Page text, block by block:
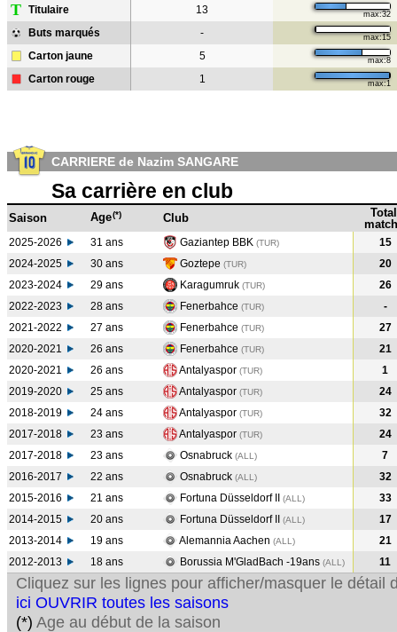
T Titulaire 13 max:32
Buts marqués - max:15
Carton jaune 5 max:8
Carton rouge 1 max:1
CARRIERE de Nazim SANGARE
Sa carrière en club
Saison Age(*) Club
Total
2025-2026 31 ans Gaziantep BBK (TUR)
15
2024-2025
30 ans Goztepe (TUR)
20
2023-2024
29 ans Karagumruk (TUR)
26
2022-2023
28 ans Fenerbahce (TUR)
-
2021-2022
27 ans Fenerbahce (TUR)
27
2020-2021
26 ans Fenerbahce (TUR)
21
2020-2021
26 ans Antalyaspor (TUR)
1
2019-2020
25 ans Antalyaspor (TUR)
24
2018-2019
24 ans Antalyaspor (TUR)
32
2017-2018
23 ans Antalyaspor (TUR)
24
2017-2018
23 ans Osnabruck (ALL )
7
2016-2017
22 ans Osnabruck (ALL )
32
2015-2016
21 ans Fortuna Düsseldorf II (ALL )
33
2014-2015
20 ans Fortuna Düsseldorf II (ALL )
17
2013-2014
19 ans Alemannia Aachen (ALL )
21
2012-2013
18 ans Borussia M'GladBach -19ans (ALL ) 11
Cliquez sur les lignes pour afficher/masquer le détail
ici OUVRIR toutes les saisons
(*) Age au début de la saison